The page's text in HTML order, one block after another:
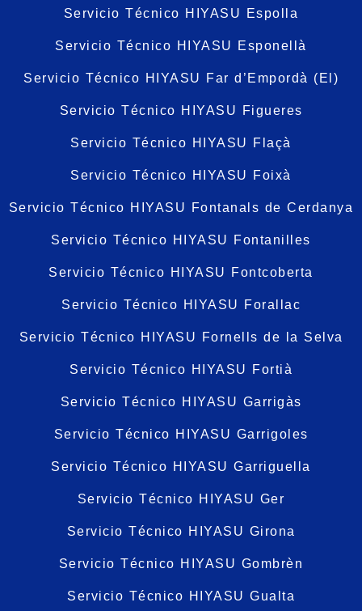
Servicio Técnico HIYASU Espolla
Servicio Técnico HIYASU Esponellà
Servicio Técnico HIYASU Far d’Empordà (El)
Servicio Técnico HIYASU Figueres
Servicio Técnico HIYASU Flaçà
Servicio Técnico HIYASU Foixà
Servicio Técnico HIYASU Fontanals de Cerdanya
Servicio Técnico HIYASU Fontanilles
Servicio Técnico HIYASU Fontcoberta
Servicio Técnico HIYASU Forallac
Servicio Técnico HIYASU Fornells de la Selva
Servicio Técnico HIYASU Fortià
Servicio Técnico HIYASU Garrigàs
Servicio Técnico HIYASU Garrigoles
Servicio Técnico HIYASU Garriguella
Servicio Técnico HIYASU Ger
Servicio Técnico HIYASU Girona
Servicio Técnico HIYASU Gombrèn
Servicio Técnico HIYASU Gualta